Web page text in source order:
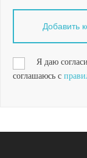
Я даю
соглашаюсь с